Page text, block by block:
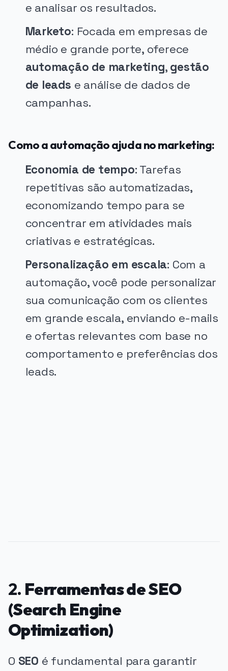
e analisar os resultados.
Marketo: Focada em empresas de
médio e grande porte, oferece
automação de marketing, gestão
de leads e análise de dados de
campanhas.
Como a automação ajuda no marketing:
Economia de tempo: Tarefas
repetitivas são automatizadas,
economizando tempo para se
concentrar em atividades mais
criativas e estratégicas.
Personalização em escala: Com a
automação, você pode personalizar
sua comunicação com os clientes
em grande escala, enviando e-mails
e ofertas relevantes com base no
comportamento e preferências dos
leads.
2. Ferramentas de SEO
(Search Engine
Optimization)
O SEO é fundamental para garantir